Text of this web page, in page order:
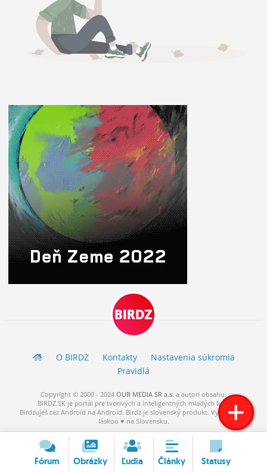
ROLETA
BIRDZ
O BIRDZ Kontakty
Nastavenia súkromia
Pravidlá
Copyright © 2000 - 2024 OUR MEDIA SR a.s. a autori obsahu.
BIRDZ.SK je portál pre tvorivých a inteligentných mladých ľudí.
Birdzuješ cez Android na Android. Birdz je slovenský produkt. Vytvorené s
láskou ♥ na Slovensku.
Fórum Obrázky Ľudia Články Statusy